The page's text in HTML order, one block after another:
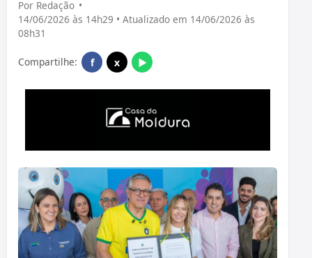
Por Redação •
14/06/2026 às 14h29 • Atualizado em 14/06/2026 às
08h31
Compartilhe: f x ▶